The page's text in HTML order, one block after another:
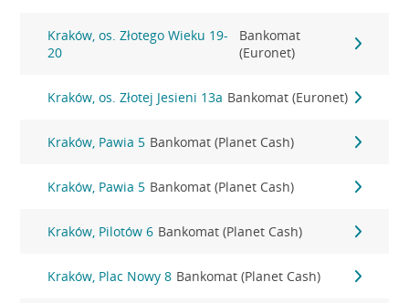
Kraków, os. Złotego Wieku 19-
20
Bankomat
(Euronet)
Kraków, os. Złotej Jesieni 13a Bankomat (Euronet)
Kraków, Pawia 5 Bankomat (Planet Cash)
Kraków, Pawia 5 Bankomat (Planet Cash)
Kraków, Pilotów 6 Bankomat (Planet Cash)
Kraków, Plac Nowy 8 Bankomat (Planet Cash)